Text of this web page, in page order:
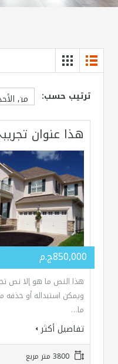
ترتيب حسب:
هذا عنوان
850,000ج.م
هذا النص ما هو إلا نص
ويمكن استبداله أو حذفه
ما…
تفاصيل أكثر
3800 متر مربع